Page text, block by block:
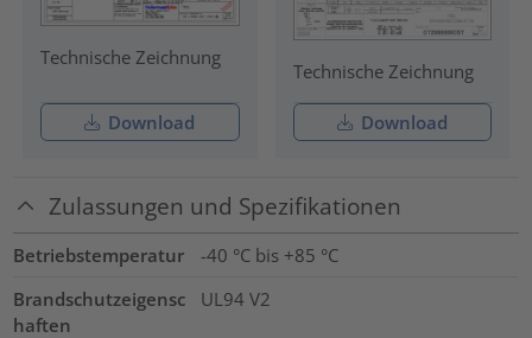
Technische Zeichnung
Download
Technische Zeichnung
Download
Zulassungen und Spezifikationen
Betriebstemperatur
-40 °C bis +85 °C
Brandschutzeigensc
haften
UL94 V2